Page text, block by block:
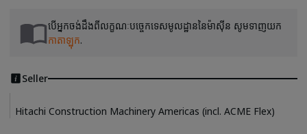
បើអ្នកចង់ដឹងពីលក្ខណៈបច្ចេកទេសមូលដ្ឋាននៃម៉ាស៊ីន សូមទាញយក
កាតាឡុក.
Seller
Hitachi Construction Machinery Americas (incl. ACME Flex)